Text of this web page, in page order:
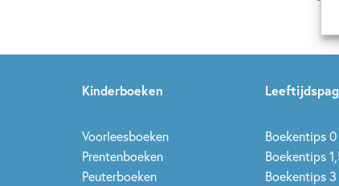
buitenland. In 1976 werd ze
Kinderboeken
Voorleesboeken
Prentenboeken
Peuterboeken
Boekentips 0
Boekentips
Boekentips